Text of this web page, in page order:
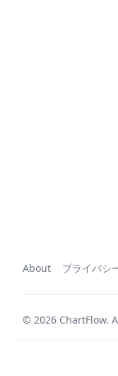
About プライバシ
© 2026 ChartFlow.